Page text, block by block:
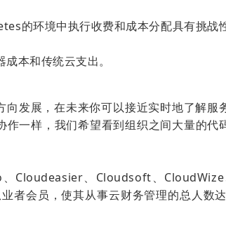
的环境中执行收费和成本分配具有挑战性
本和传统云支出。
发展，在未来你可以接近实时地了解服
一样，我们希望看到组织之间大量的代
Cloudeasier、Cloudsoft、CloudWize
会员，使其从事云财务管理的总人数